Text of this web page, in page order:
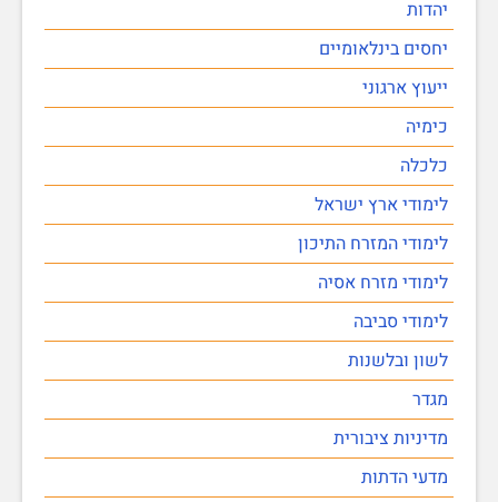
יהדות
יחסים בינלאומיים
ייעוץ ארגוני
כימיה
כלכלה
לימודי ארץ ישראל
לימודי המזרח התיכון
לימודי מזרח אסיה
לימודי סביבה
לשון ובלשנות
מגדר
מדיניות ציבורית
מדעי הדתות